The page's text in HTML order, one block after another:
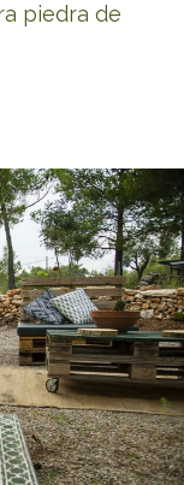
piedra de